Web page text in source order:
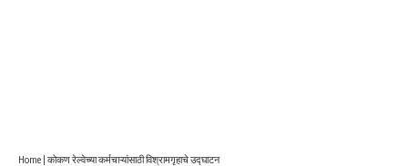
Home | कोकण रेल्वेच्या कर्मचाऱ्यांसाठी विश्रामगृहाचे उद्घाटन